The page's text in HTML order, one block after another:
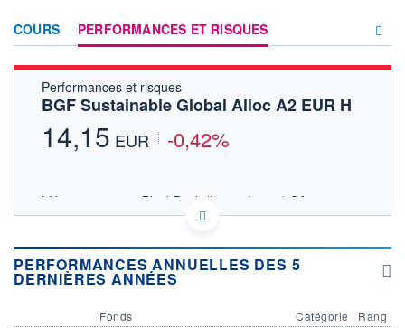
COURS PERFORMANCES ET RISQUES
Performances et risques
BGF Sustainable Global Alloc A2 EUR H
14,15 EUR -0,42%
LU2488121414 - BlackRock (Luxembourg) SA
OPCVM DERNIER COURS CONNU AU 06/08/2026
PERFORMANCES ANNUELLES DES 5
DERNIÈRES ANNÉES
Fonds Catégorie Rang